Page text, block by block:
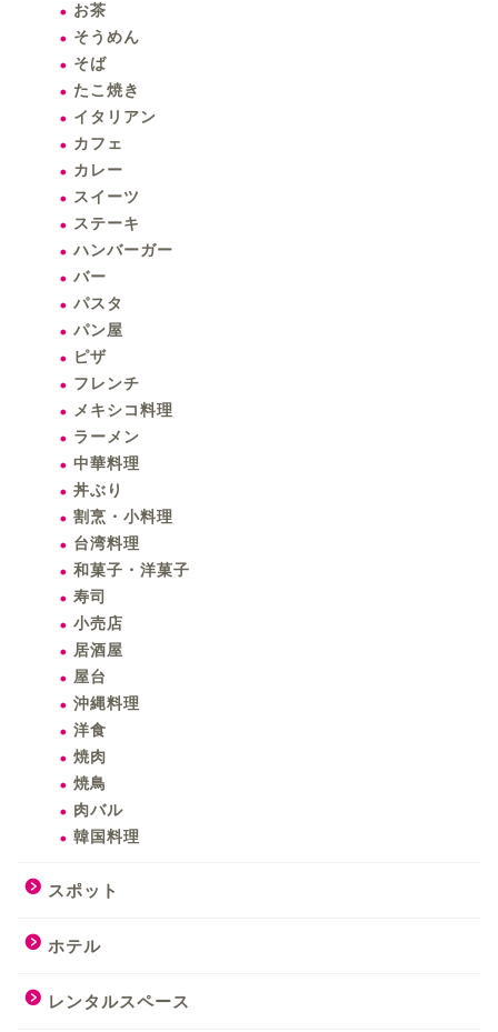
お茶
そうめん
そば
たこ焼き
イタリアン
カフェ
カレー
スイーツ
ステーキ
ハンバーガー
バー
パスタ
パン屋
ピザ
フレンチ
メキシコ料理
ラーメン
中華料理
丼ぶり
割烹・小料理
台湾料理
和菓子・洋菓子
寿司
小売店
居酒屋
屋台
沖縄料理
洋食
焼肉
焼鳥
肉バル
韓国料理
スポット
ホテル
レンタルスペース